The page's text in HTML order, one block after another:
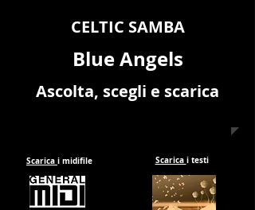
CELTIC SAMBA
Blue Angels
Ascolta, scegli e scarica
Scarica i midifile Scarica i testi